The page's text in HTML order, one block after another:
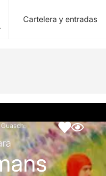
Cartelera y entradas